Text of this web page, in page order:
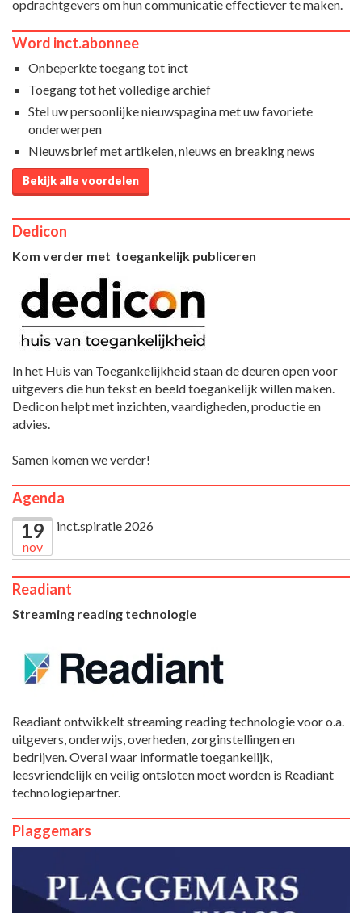
opdrachtgevers om hun communicatie effectiever te maken.
Word inct.abonnee
Onbeperkte toegang tot inct
Toegang tot het volledige archief
Stel uw persoonlijke nieuwspagina met uw favoriete
onderwerpen
Nieuwsbrief met artikelen, nieuws en breaking news
Bekijk alle voordelen
Dedicon
Kom verder met toegankelijk publiceren
In het Huis van Toegankelijkheid staan de deuren open voor
uitgevers die hun tekst en beeld toegankelijk willen maken.
Dedicon helpt met inzichten, vaardigheden, productie en
advies.
Samen komen we verder!
Agenda
19
nov
inct.spiratie 2026
Readiant
Streaming reading technologie
Readiant ontwikkelt streaming reading technologie voor o.a.
uitgevers, onderwijs, overheden, zorginstellingen en
bedrijven. Overal waar informatie toegankelijk,
leesvriendelijk en veilig ontsloten moet worden is Readiant
technologiepartner.
Plaggemars